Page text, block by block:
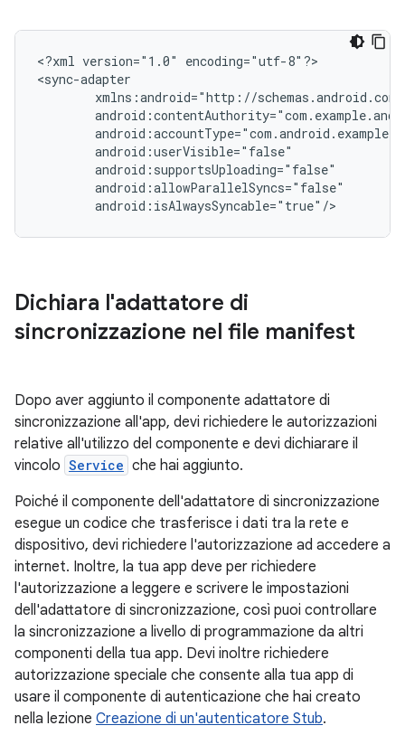
<?xml version="1.0"
encoding="utf-8"?>
android:isAlwaysSyncable="true"/>
Dichiara l'adattatore di
sincronizzazione nel file manifest
Dopo aver aggiunto il componente adattatore di
sincronizzazione all'app, devi richiedere le autorizzazioni
relative all'utilizzo del componente e devi dichiarare il
vincolo Service che hai aggiunto.
Poiché il componente dell'adattatore di sincronizzazione
esegue un codice che trasferisce i dati tra la rete e
dispositivo, devi richiedere l'autorizzazione ad accedere a
internet. Inoltre, la tua app deve per richiedere
l'autorizzazione a leggere e scrivere le impostazioni
dell'adattatore di sincronizzazione, così puoi controllare
la sincronizzazione a livello di programmazione da altri
componenti della tua app. Devi inoltre richiedere
autorizzazione speciale che consente alla tua app di
usare il componente di autenticazione che hai creato
nella lezione Creazione di un'autenticatore Stub.